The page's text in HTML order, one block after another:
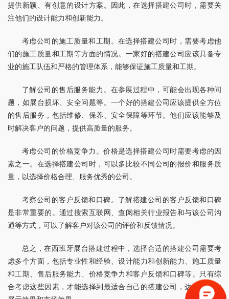
提供新颖、有创意的设计方案。因此，在选择搭建公司时，需要关
注他们的设计能力和创新能力。
考虑公司的施工质量和工期。在选择搭建公司时，需要考虑他
们的施工质量和工期等方面的情况。一家好的搭建公司应该具备专
业的施工队伍和严格的管理体系，能够保证施工质量和工期。
了解公司的售后服务能力。在参展过程中，可能会出现各种问
题，如展台损坏、安全问题等。一个好的搭建公司应该提供全方位
的售后服务，包括维修、保养、安全保障等环节。他们应该能够及
时解决客户的问题，提供高质量的服务。
考虑公司的价格竞争力。价格是选择搭建公司时需要考虑的因
素之一。在选择搭建公司时，可以多比较不同公司的报价和服务质
量，以选择价格合理、服务优秀的公司。
考察公司的客户反馈和口碑。了解搭建公司的客户反馈和口碑
是非常重要的。通过搜索互联网、查阅相关行业报告和与该公司沟
通等方式，可以了解客户对该公司的评价和反馈情况。
总之，在西班牙展台搭建过程中，选择合适的搭建公司需要考
虑多个方面，包括专业性和经验、设计能力和创新能力、施工质量
和工期、售后服务能力、价格竞争力和客户反馈和口碑等。只有综
合考虑这些因素，才能选择到最适合自己的搭建公司，达到最佳的